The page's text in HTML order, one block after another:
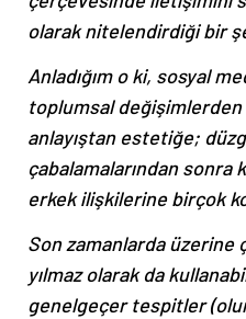
olarak nitelendirdiği bir
Anladığım o ki, sosyal
toplumsal değişimlerden
anlayıştan estetiğe;
çabalamalarından sonra
erkek ilişkilerine birçok
Son zamanlarda üzerine
yılmaz olarak da
genelgeçer tespitler